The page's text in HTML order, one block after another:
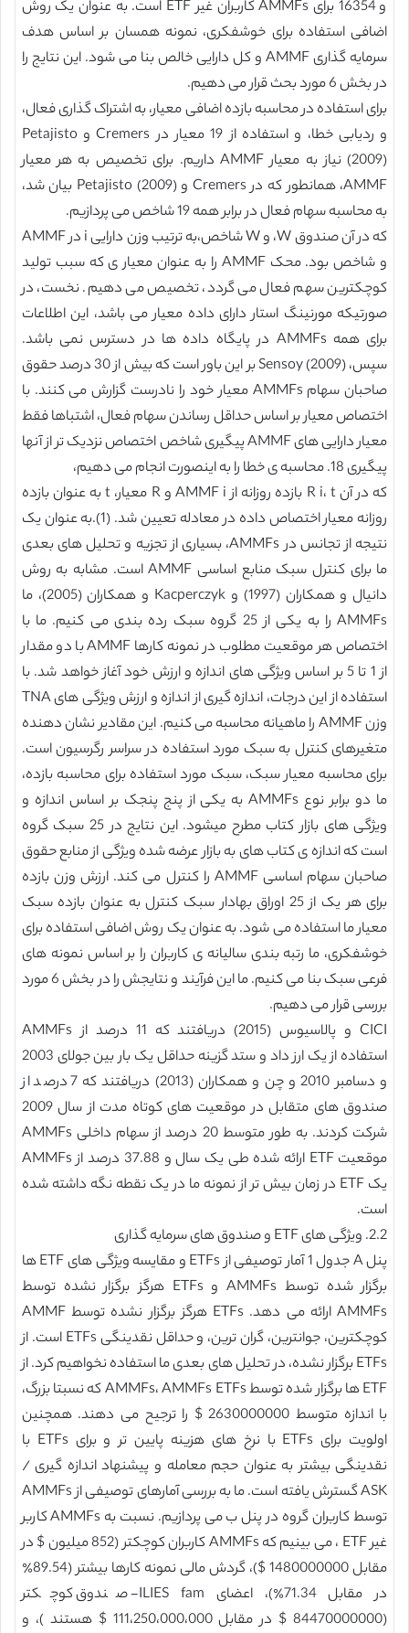
و 16354 برای AMMFs کاربران غیر ETF است. به عنوان یک روش
اضافی استفاده برای خوشفکری، نمونه همسان بر اساس هدف
سرمایه گذاری AMMF و کل دارایی خالص بنا می شود. این نتایج را
در بخش 6 مورد بحث قرار می دهیم.
برای استفاده در محاسبه بازده اضافی معیار، به اشتراک گذاری فعال،
و ردیابی خطا، و استفاده از 19 معیار در Cremers و Petajisto
(2009) نیاز به معیار AMMF داریم. برای تخصیص به هر معیار
AMMF، همانطور که در Cremers و Petajisto (2009) بیان شد،
به محاسبه سهام فعال در برابر همه 19 شاخص می پردازیم.
که در آن صندوق W، و W شاخص،به ترتیب وزن دارایی i در AMMF
و شاخص بود. محک AMMF را به عنوان معیار ی که سبب تولید
کوچکترین سهم فعال می گردد، تخصیص می دهیم. نخست، در
صورتیکه مورنینگ استار دارای داده معیار می باشد، این اطلاعات
برای همه AMMFs در پایگاه داده ها در دسترس نمی باشد.
سپس، Sensoy (2009) بر این باور است که بیش از 30 درصد حقوق
صاحبان سهام AMMFs معیار خود را نادرست گزارش می کنند. با
اختصاص معیار بر اساس حداقل رساندن سهام فعال، اشتباها فقط
معیار دارایی های AMMF پیگیری شاخص اختصاص نزدیک تر از آنها
پیگیری 18. محاسبه ی خطا را به اینصورت انجام می دهیم،
که در آن R i، t بازده روزانه از AMMF i و R معیار، t به عنوان بازده
روزانه معیار اختصاص داده در معادله تعیین شد. (1).به عنوان یک
نتیجه از تجانس در AMMFs، بسیاری از تجزیه و تحلیل های بعدی
ما برای کنترل سبک منابع اساسی AMMF است. مشابه به روش
دانیال و همکاران (1997) و Kacperczyk و همکاران (2005)، ما
AMMFs را به یکی از 25 گروه سبک رده بندی می کنیم. ما با
اختصاص هر موقعیت مطلوب در نمونه کارها AMMF با دو مقدار
از 1 تا 5 بر اساس ویژگی های اندازه و ارزش خود آغاز خواهد شد. با
استفاده از این درجات، اندازه گیری از اندازه و ارزش ویژگی های TNA
وزن AMMF را ماهیانه محاسبه می کنیم. این مقادیر نشان دهنده
متغیرهای کنترل به سبک مورد استفاده در سراسر رگرسیون است.
برای محاسبه معیار سبک، سبک مورد استفاده برای محاسبه بازده،
ما دو برابر نوع AMMFs به یکی از پنج پنجک بر اساس اندازه و
ویژگی های بازار کتاب مطرح میشود. این نتایج در 25 سبک گروه
است که اندازه ی کتاب های به بازار عرضه شده ویژگی از منابع حقوق
صاحبان سهام اساسی AMMF را کنترل می کند. ارزش وزن بازده
برای هر یک از 25 اوراق بهادار سبک کنترل به عنوان بازده سبک
معیار ما استفاده می شود. به عنوان یک روش اضافی استفاده برای
خوشفکری، ما رتبه بندی سالیانه ی کاربران را بر اساس نمونه های
فرعی سبک بنا می کنیم. ما این فرآیند و نتایجش را در بخش 6 مورد
بررسی قرار می دهیم.
CICI و پالاسیوس (2015) دریافتند که 11 درصد از AMMFs
استفاده از یک ارز داد و ستد گزینه حداقل یک بار بین جولای 2003
و دسامبر 2010 و چن و همکاران (2013) دریافتند که 7 درصد از
صندوق های متقابل در موقعیت های کوتاه مدت از سال 2009
شرکت کردند. به طور متوسط 20 درصد از سهام داخلی AMMFs
موقعیت ETF ارائه شده طی یک سال و 37.88 درصد از AMMFs
یک ETF در زمان بیش تر از نمونه ما در یک نقطه نگه داشته شده
است.
2.2. ویژگی های ETF و صندوق های سرمایه گذاری
پنل A جدول 1 آمار توصیفی از ETFs و مقایسه ویژگی های ETF ها
برگزار شده توسط AMMFs و ETFs هرگز برگزار نشده توسط
AMMFs ارائه می دهد. ETFs هرگز برگزار نشده توسط AMMF
کوچکترین، جوانترین، گران ترین، و حداقل نقدینگی ETFs است. از
ETFs برگزار نشده، در تحلیل های بعدی ما استفاده نخواهیم کرد. از
ETF ها برگزار شده توسط AMMFs، AMMFs ETFs که نسبتا بزرگ،
با اندازه متوسط 2630000000 $ را ترجیح می دهند. همچنین
اولویت برای ETFs با نرخ های هزینه پایین تر و برای ETFs با
نقدینگی بیشتر به عنوان حجم معامله و پیشنهاد اندازه گیری /
ASK گسترش یافته است. ما به بررسی آمارهای توصیفی از AMMFs
توسط کاربران گروه در پنل ب می پردازیم. نسبت به AMMFs کاربر
غیر ETF ، می بینیم که AMMFs کاربران کوچکتر (852 میلیون $ در
مقابل 1480000000 $)، گردش مالی نمونه کارها بیشتر (89.54٪
در مقابل 71.34٪)، اعضای ILIES fam- صندوق کوچکتر
(84470000000 $ در مقابل 111،250،000،000 $ هستند )، و